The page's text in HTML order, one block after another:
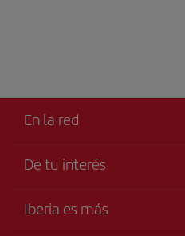
En la red
De tu interés
Accesibilidad
Iberia es más